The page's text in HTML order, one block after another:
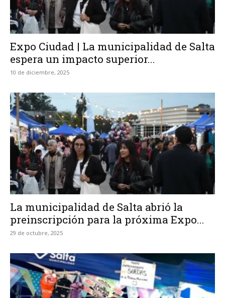
Expo Ciudad | La municipalidad de Salta
espera un impacto superior...
10 de diciembre, 2025
La municipalidad de Salta abrió la
preinscripción para la próxima Expo...
29 de octubre, 2025